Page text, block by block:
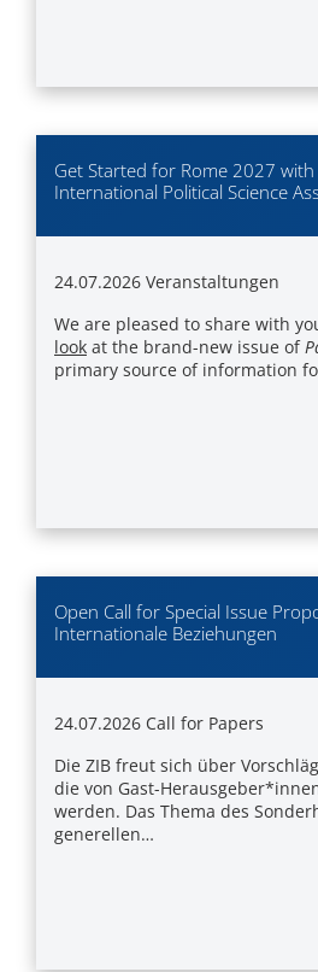
Get Started for Rome 2027
International Political Science
24.07.2026 Veranstaltungen
We are pleased to share with
look at the brand-new issue of
primary source of information
Open Call for Special Issue
Internationale Beziehungen
24.07.2026 Call for Papers
Die ZIB freut sich über
die von Gast-
werden. Das Thema des
generellen…